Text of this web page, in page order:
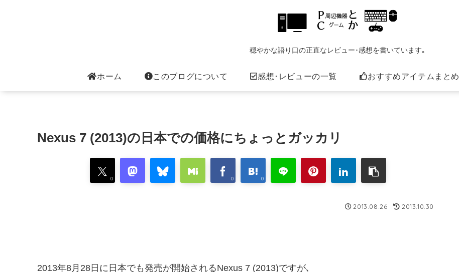
穏やかな語り口の正直なレビュー･感想を書いています｡
ホーム このブログについて 感想･レビューの一覧 おすすめアイテムまとめ
Nexus 7 (2013)の日本での価格にちょっとガッカリ
0 0 0
2013.08.26 2013.10.30
2013年8月28日に日本でも発売が開始されるNexus 7 (2013)ですが､